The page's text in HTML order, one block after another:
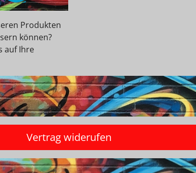
Produkten
können?
auf Ihre
Vertrag widerufen